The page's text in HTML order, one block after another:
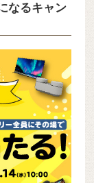
なるキャン